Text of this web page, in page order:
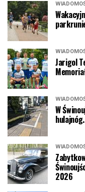
Jarigol
W
2026